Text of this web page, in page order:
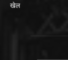
खेल